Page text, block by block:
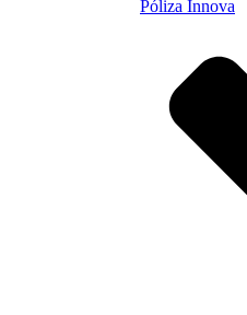
Póliza Innova